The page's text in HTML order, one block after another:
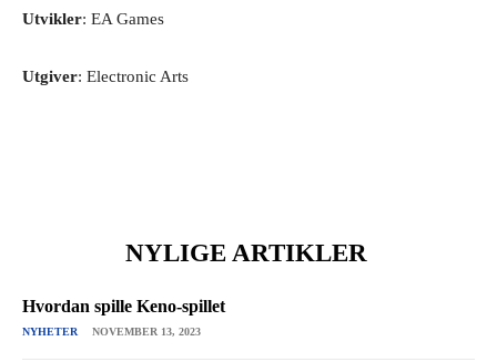
Utvikler: EA Games
Utgiver: Electronic Arts
NYLIGE ARTIKLER
Hvordan spille Keno-spillet
NYHETER NOVEMBER 13, 2023